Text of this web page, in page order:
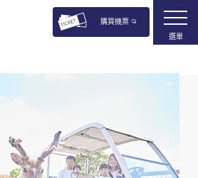
購買機票
選單